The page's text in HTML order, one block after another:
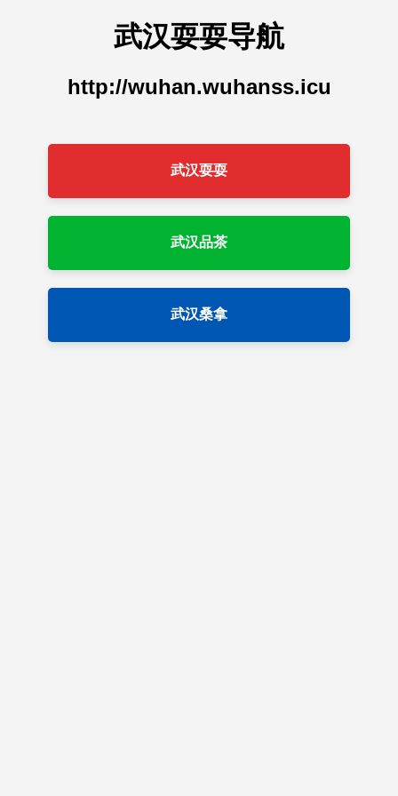
武汉耍耍导航
http://wuhan.wuhanss.icu
武汉耍耍
武汉品茶
武汉桑拿